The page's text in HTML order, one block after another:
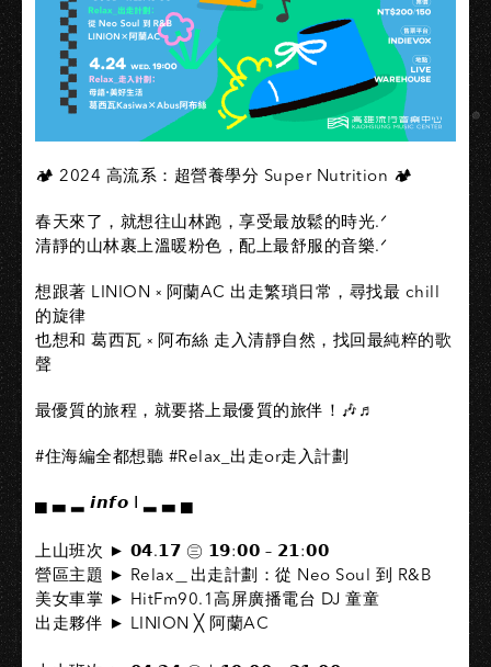
🏕️ 2024 高流系：超營養學分 Super Nutrition 🏕️
春天來了，就想往山林跑，享受最放鬆的時光.ᐟ
清靜的山林裹上溫暖粉色，配上最舒服的音樂.ᐟ
想跟著 LINION ༝ 阿蘭AC 出走繁瑣日常，尋找最 chill
的旋律
也想和 葛西瓦 ༝ 阿布絲 走入清靜自然，找回最純粹的歌
聲
最優質的旅程，就要搭上最優質的旅伴！🎶♬
#住海編全都想聽 #Relax_出走or走入計劃
▄ ▃ ▂ 𝙞𝙣𝙛𝙤 Ⅰ ▂ ▃ ▄
上山班次 ► 𝟬𝟰.𝟭𝟳 ㊂ 𝟭𝟵:𝟬𝟬 – 𝟮𝟭:𝟬𝟬
營區主題 ► Relax＿出走計劃：從 Neo Soul 到 R&B
美女車掌 ► HitFm90.1高屏廣播電台 DJ 童童
出走夥伴 ► LINION ╳ 阿蘭AC